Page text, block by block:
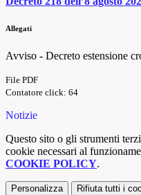
Allegati
Avviso - Decreto estensione
File PDF
Contatore click: 64
Notizie
Questo sito o gli strumenti
cookie necessari al
COOKIE POLICY.
Personalizza Rifiuta tutti i